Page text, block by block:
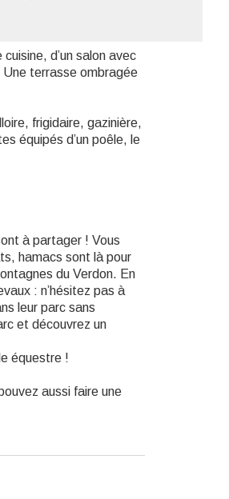
d’un salon avec
terrasse ombragée
frigidaire, gazinière,
équipés d’un poêle, le
à partager ! Vous
hamacs sont là pour
du Verdon. En
: n’hésitez pas à
leur parc sans
et découvrez un
équestre !
aussi faire une